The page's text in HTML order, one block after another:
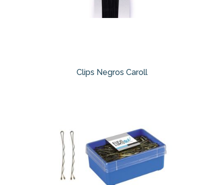
Clips Negros Caroll